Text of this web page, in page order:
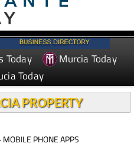
Today
Murcia Today
Today
PROPERTY
MOBILE PHONE APPS